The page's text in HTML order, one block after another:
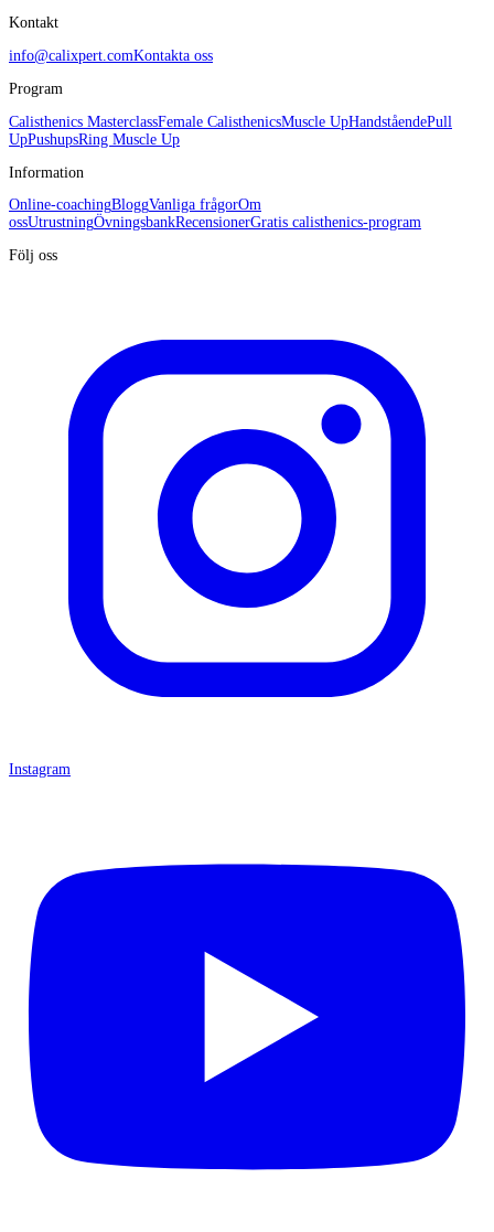
Kontakt
info@calixpert.comKontakta oss
Program
Calisthenics MasterclassFemale CalisthenicsMuscle UpHandståendePull
UpPushupsRing Muscle Up
Information
Online-coachingBloggVanliga frågorOm
ossUtrustningÖvningsbankRecensionerGratis calisthenics-program
Följ oss
Instagram